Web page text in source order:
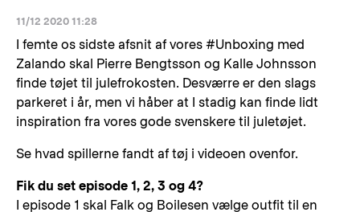
11/12 2020 11:28
I femte os sidste afsnit af vores #Unboxing med
Zalando skal Pierre Bengtsson og Kalle Johnsson
finde tøjet til julefrokosten. Desværre er den slags
parkeret i år, men vi håber at I stadig kan finde lidt
inspiration fra vores gode svenskere til juletøjet.
Se hvad spillerne fandt af tøj i videoen ovenfor.
Fik du set episode 1, 2, 3 og 4?
I episode 1 skal Falk og Boilesen vælge outfit til en